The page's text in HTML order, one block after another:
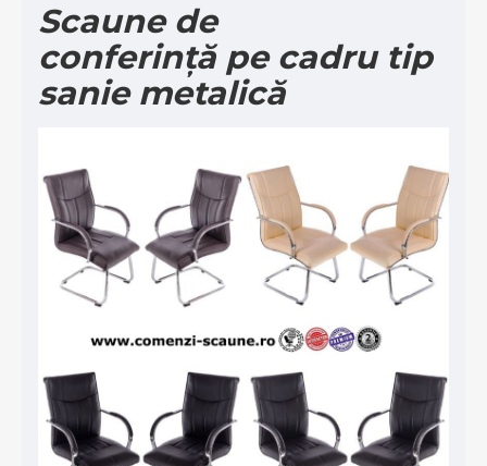
Scaune de
conferință pe cadru tip
sanie metalică